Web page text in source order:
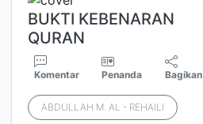
BUKTI KEBENARAN
QURAN
Komentar Penanda Bagikan
ABDULLAH M. AL - REHAILI